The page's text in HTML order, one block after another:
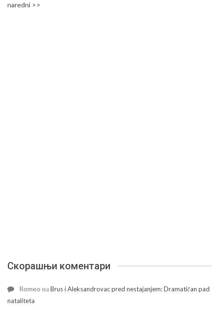
naredni >>
Скорашњи коментари
Romeo наBrus i Aleksandrovac pred nestajanjem: Dramatičan pad
nataliteta